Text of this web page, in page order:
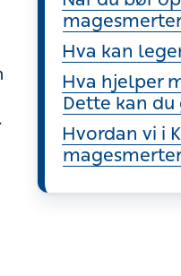
Når du bør
magesmerter?
Hva kan
Hva hjelper
kan du gjøre
magesmerter?